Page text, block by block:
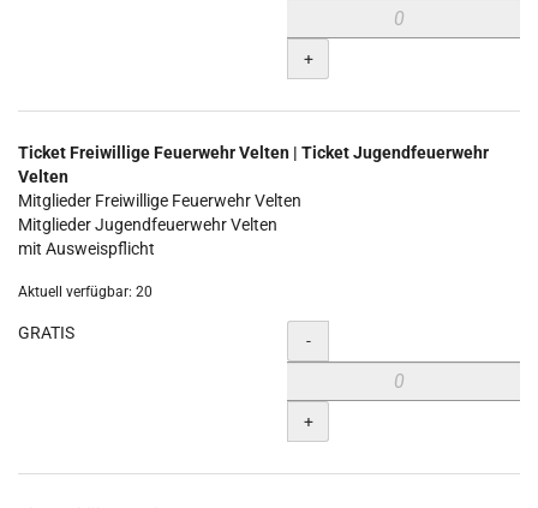
+
Ticket Freiwillige Feuerwehr Velten | Ticket Jugendfeuerwehr
Velten
Mitglieder Freiwillige Feuerwehr Velten
Mitglieder Jugendfeuerwehr Velten
mit Ausweispflicht
Aktuell verfügbar: 20
GRATIS Menge
-
+